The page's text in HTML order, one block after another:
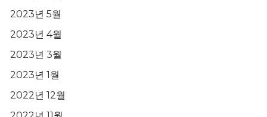
2023년 5월
2023년 4월
2023년 3월
2023년 1월
2022년 12월